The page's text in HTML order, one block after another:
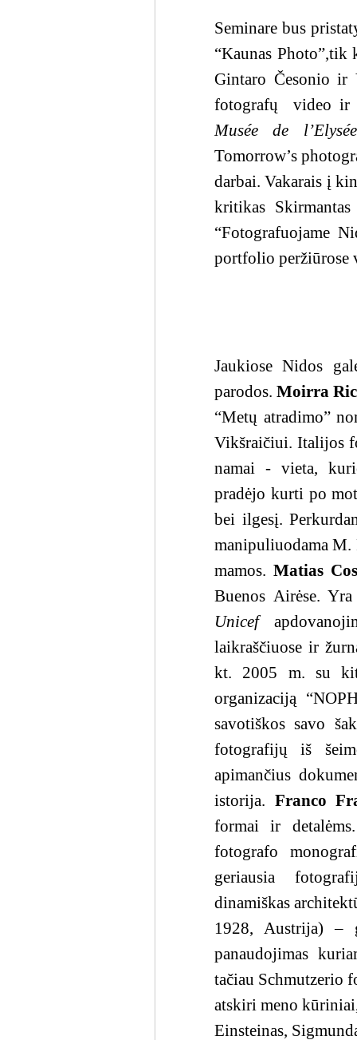
Seminare bus
“Kaunas Photo”,tik
Gintaro Česonio ir
fotografų
video ir
Musée de l’Elysée
Tomorrow’s
darbai. Vakarais į
kritikas
“Fotografuojame
portfolio peržiūrose
Jaukiose Nidos
parodos.Moirra
“Metų atradimo”
Vikšraičiui. Italijos
namai - vieta,
pradėjo kurti po
bei ilgesį.
manipuliuodama M.
mamos.Matias
Buenos Airėse.
Unicef
laikraščiuose ir
kt. 2005 m. su
organizaciją
savotiškos savo
fotografijų iš
apimančius
istorija. Franco
formai ir
fotografo
geriausia
dinamiškas
1928, Austrija) –
panaudojimas
tačiau Schmutzerio
atskiri meno
Einsteinas,